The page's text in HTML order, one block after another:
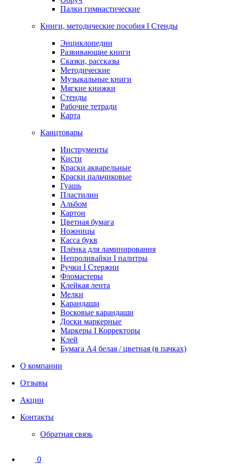
Палки гимнастические
Книги, методические пособия I Стенды
Энциклопедии
Развивающие книги
Сказки, рассказы
Методические
Музыкальные книги
Мягкие книжки
Стенды
Рабочие тетради
Карта
Канцтовары
Инструменты
Кисти
Краски акварельные
Краски пальчиковые
Гуашь
Пластилин
Альбом
Картон
Цветная бумага
Ножницы
Касса букв
Плёнка для ламинирования
Непроливайки I палитры
Ручки I Стержни
Фломастеры
Клейкая лента
Мелки
Карандаши
Восковые карандаши
Доски маркерные
Маркеры I Корректоры
Клей
Бумага А4 белая / цветная (в пачках)
О компании
Отзывы
Акции
Контакты
Обратная связь
0